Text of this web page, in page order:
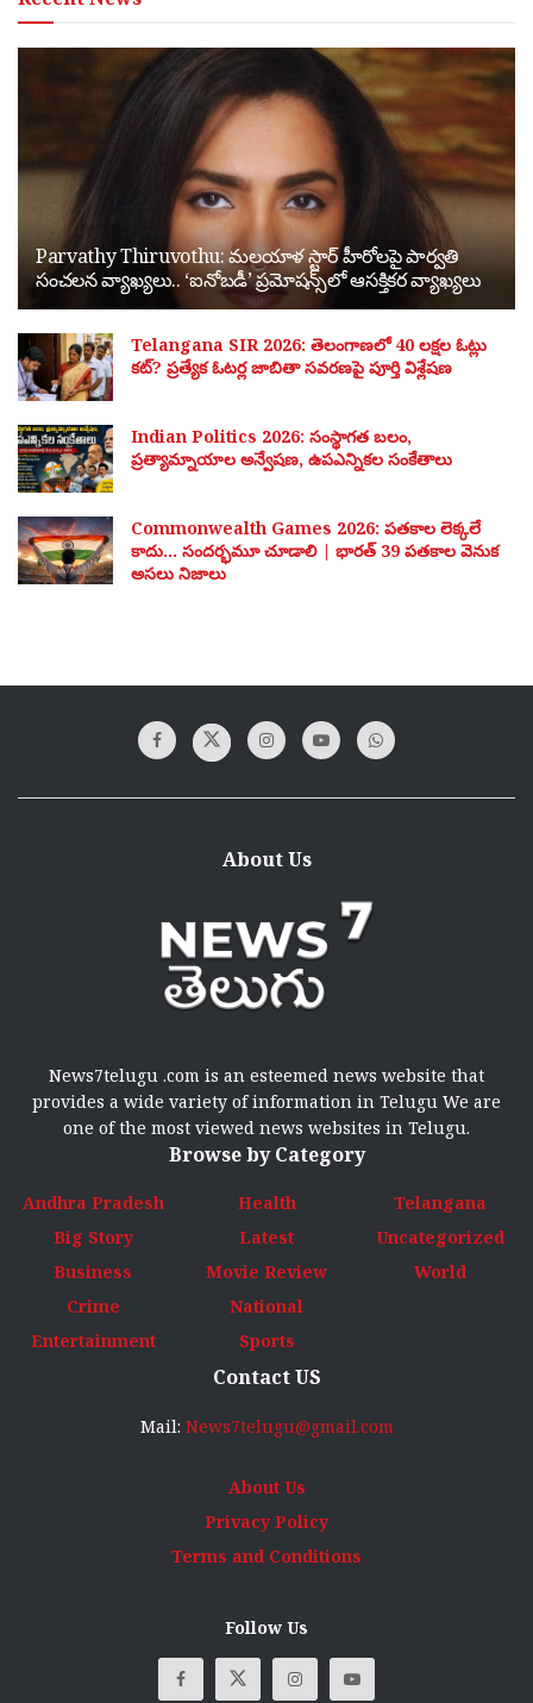
Parvathy Thiruvothu: మలయాళ స్టార్ హీరోలపై పార్వతి
సంచలన వ్యాఖ్యలు.. ‘ఐనోబడీ’ ప్రమోషన్స్‌లో ఆసక్తికర వ్యాఖ్యలు
Telangana SIR 2026: తెలంగాణలో 40 లక్షల ఓట్లు
కట్? ప్రత్యేక ఓటర్ల జాబితా సవరణపై పూర్తి విశ్లేషణ
Indian Politics 2026: సంస్థాగత బలం,
ప్రత్యామ్నాయాల అన్వేషణ, ఉపఎన్నికల సంకేతాలు
Commonwealth Games 2026: పతకాల లెక్కలే
కాదు… సందర్భమూ చూడాలి | భారత్ 39 పతకాల వెనుక
అసలు నిజాలు
About Us
News7telugu .com is an esteemed news website that
provides a wide variety of information in Telugu We are
one of the most viewed news websites in Telugu.
Browse by Category
Andhra Pradesh
Big Story
Business
Crime
Entertainment
Health
Latest
Movie Review
National
Sports
Telangana
Uncategorized
World
Contact US
Mail: News7telugu@gmail.com
About Us
Privacy Policy
Terms and Conditions
Follow Us